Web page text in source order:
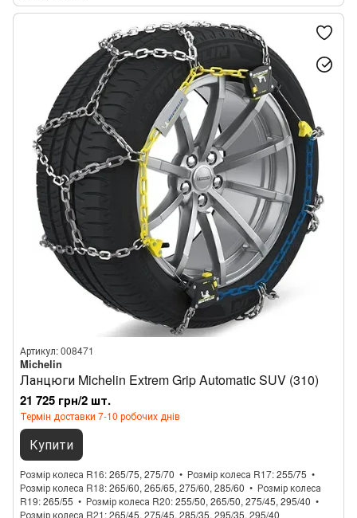
Артикул: 008471
Michelin
Ланцюги Michelin Extrem Grip Automatic SUV (310)
21 725 грн/2 шт.
Термін доставки 7-10 робочих днів
Купити
Розмір колеса R16 265/75, 275/70 Розмір колеса R17 255/75
Розмір колеса R18 265/60, 265/65, 275/60, 285/60
Розмір колеса
R19 265/55 Розмір колеса R20 255/50, 265/50, 275/45, 295/40
Розмір колеса R21 265/45, 275/45, 285/35, 295/35, 295/40